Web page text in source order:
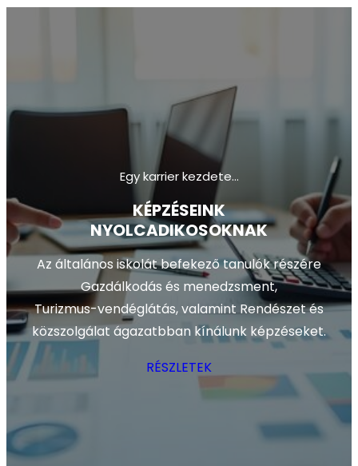
Egy karrier kezdete…
KÉPZÉSEINK
NYOLCADIKOSOKNAK
Az általános iskolát befekező tanulók részére
Gazdálkodás és menedzsment,
Turizmus-vendéglátás, valamint Rendészet és
közszolgálat ágazatbban kínálunk képzéseket.
RÉSZLETEK